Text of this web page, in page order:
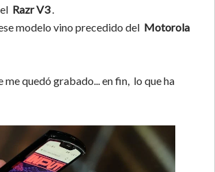
Razr V3.
modelo vino precedido del Motorola
me quedó grabado... en fin, lo que ha